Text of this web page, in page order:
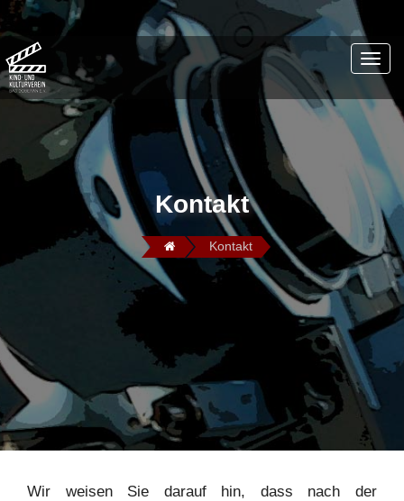
Kontakt
Kontakt
Wir weisen Sie darauf hin, dass nach der